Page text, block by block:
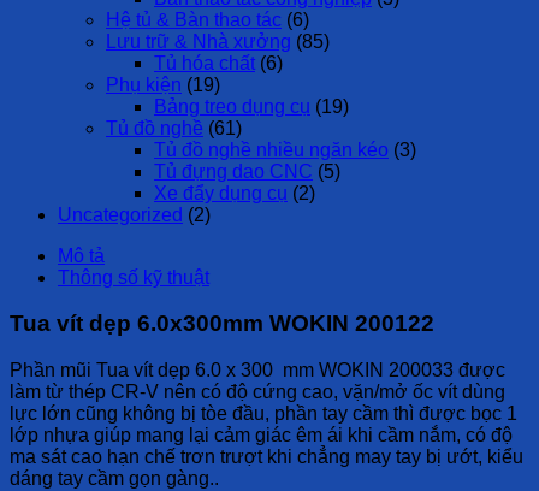
Hệ tủ & Bàn thao tác (6)
Lưu trữ & Nhà xưởng (85)
Tủ hóa chất (6)
Phụ kiện (19)
Bảng treo dụng cụ (19)
Tủ đồ nghề (61)
Tủ đồ nghề nhiều ngăn kéo (3)
Tủ đựng dao CNC (5)
Xe đẩy dụng cụ (2)
Uncategorized (2)
Mô tả
Thông số kỹ thuật
Tua vít dẹp 6.0x300mm WOKIN 200122
Phần mũi Tua vít dẹp 6.0 x 300 mm WOKIN 200033 được
làm từ thép CR-V nên có độ cứng cao, vặn/mở ốc vít dùng
lực lớn cũng không bị tòe đầu, phần tay cầm thì được bọc 1
lớp nhựa giúp mang lại cảm giác êm ái khi cầm nắm, có độ
ma sát cao hạn chế trơn trượt khi chẳng may tay bị ướt, kiểu
dáng tay cầm gọn gàng..